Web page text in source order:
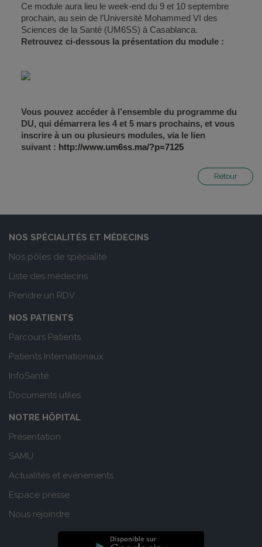
Ce module aura lieu le week-end du 9 et 10 septembre
prochain, au sein de l’Université Mohammed VI des
Sciences de la Santé (UM6SS) à Casablanca.
Retrouvez ci-dessous la présentation du module :
Vous pouvez accéder à l’ensemble du programme du
DU, qui démarrera les 4 et 5 mars prochains, et vous
inscrire à un ou plusieurs modules, via le lien
suivant : http://www.um6ss.ma/?p=7125
Retour
NOS SPÉCIALITÉS ET MÉDECINS
Nos pôles de spécialité
Liste des médecins
Prendre un RDV
NOS PATIENTS
Parcours Patients
Patients Internationaux
InfoSanté
Documents utiles
NOTRE HÔPITAL
Présentation
SAMU
Actualités et evènements
Espace presse
Nous rejoindre